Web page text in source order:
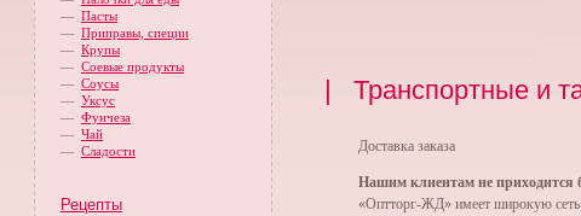
— Пасты
— Приправы, специи
— Крупы
— Соевые продукты
— Соусы
— Уксус
— Фунчеза
— Чай
— Сладости
Рецепты
| Транспортные и
Доставка заказа
Нашим клиентам не приходится
«Оптторг-ЖД» имеет широкую сеть